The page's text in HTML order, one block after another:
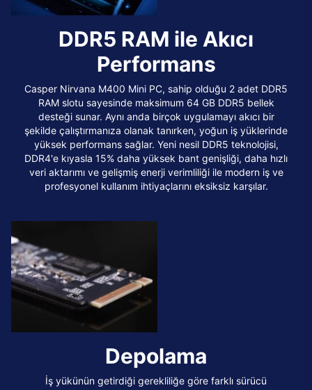
DDR5 RAM ile Akıcı
Performans
Casper Nirvana M400 Mini PC, sahip olduğu 2 adet DDR5
RAM slotu sayesinde maksimum 64 GB DDR5 bellek
desteği sunar. Aynı anda birçok uygulamayı akıcı bir
şekilde çalıştırmanıza olanak tanırken, yoğun iş yüklerinde
yüksek performans sağlar. Yeni nesil DDR5 teknolojisi,
DDR4'e kıyasla 15% daha yüksek bant genişliği, daha hızlı
veri aktarımı ve gelişmiş enerji verimliliği ile modern iş ve
profesyonel kullanım ihtiyaçlarını eksiksiz karşılar.
Depolama
İş yükünün getirdiği gerekliliğe göre farklı sürücü